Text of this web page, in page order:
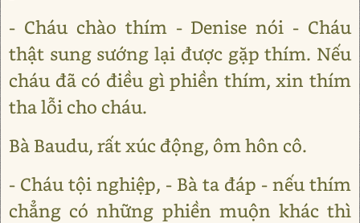
- Cháu chào thím - Denise nói - Cháu
thật sung sướng lại được gặp thím. Nếu
cháu đã có điều gì phiền thím, xin thím
tha lỗi cho cháu.
Bà Baudu, rất xúc động, ôm hôn cô.
- Cháu tội nghiệp, - Bà ta đáp - nếu thím
chẳng có những phiền muộn khác thì